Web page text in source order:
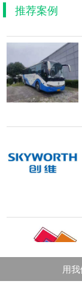
推荐案例
用